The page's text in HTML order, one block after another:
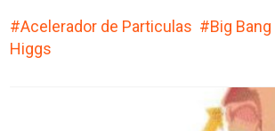
Acelerador de Particulas Big Bang
Higgs